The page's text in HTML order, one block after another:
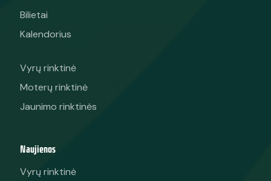
Bilietai
Kalendorius
Vyrų rinktinė
Moterų rinktinė
Jaunimo rinktinės
Naujienos
Vyrų rinktinė